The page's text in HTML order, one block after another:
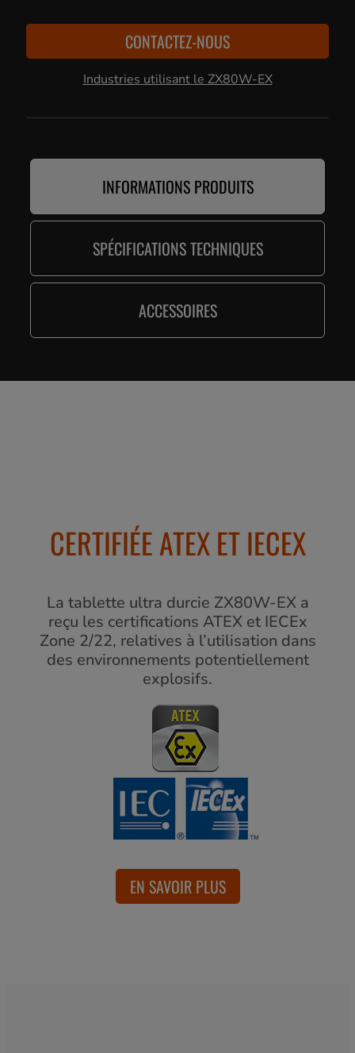
CONTACTEZ-NOUS
Industries utilisant le ZX80W-EX
INFORMATIONS PRODUITS
SPÉCIFICATIONS TECHNIQUES
ACCESSOIRES
CERTIFIÉE ATEX ET IECEX
La tablette ultra durcie ZX80W-EX a
reçu les certifications ATEX et IECEx
Zone 2/22, relatives à l’utilisation dans
des environnements potentiellement
explosifs.
EN SAVOIR PLUS